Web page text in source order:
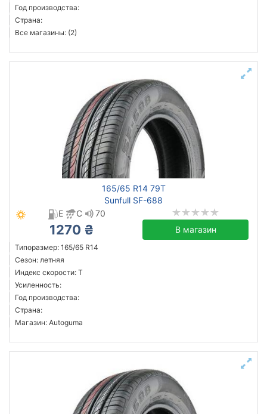
Год производства:
Страна:
Все магазины: (2)
165/65 R14 79T
Sunfull SF-688
E
C 70
1270 ₴ В магазин
Типоразмер: 165/65 R14
Сезон: летняя
Индекс скорости: T
Усиленность:
Год производства:
Страна:
Магазин: Autoguma